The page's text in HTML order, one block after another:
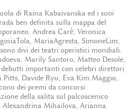
di Raina Kabaivanska ed i suoi
ben definita sulla mappa del
Andrea Carè, Veronica
MariaAgresta, SimoneLim,
divi dei teatri operistici mondiali.
Marily Santoro, Matteo Desole,
importanti con celebri direttori
Pitts, Davide Ryu, Eva Kim Maggio,
dei premi da concorsi
della salita sul palcoscenico
Alexandrina Mihailova, Arianna